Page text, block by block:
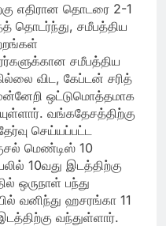
எதிரான தொடரை 2-1
தொடர்ந்து, சமீபத்திய
சமீபத்திய
விட, கேப்டன் சரித்
ஒட்டுமொத்தமாக
வங்கதேசத்திற்கு
செய்யப்பட்ட
மெண்டிஸ் 10
10வது இடத்திற்கு
ஒருநாள் பந்து
வனிந்து ஹசரங்கா 11
வந்துள்ளார்.